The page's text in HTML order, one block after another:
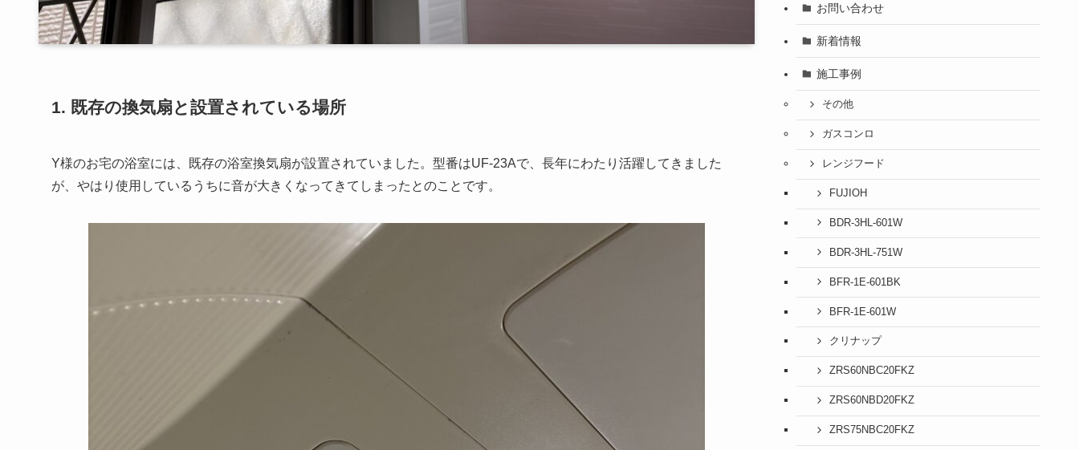
1. 既存の換気扇と設置されている場所
Y様のお宅の浴室には、既存の浴室換気扇が設置されていました。型番はUF-23Aで、長年にわたり活躍してきました
が、やはり使用しているうちに音が大きくなってきてしまったとのことです。
お問い合わせ
新着情報
施工事例
その他
ガスコンロ
レンジフード
FUJIOH
BDR-3HL-601W
BDR-3HL-751W
BFR-1E-601BK
BFR-1E-601W
クリナップ
ZRS60NBC20FKZ
ZRS60NBD20FKZ
ZRS75NBC20FKZ